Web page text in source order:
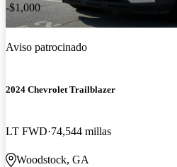
-$1,000
Aviso patrocinado
2024 Chevrolet Trailblazer
LT FWD 74,544 millas
Woodstock, GA